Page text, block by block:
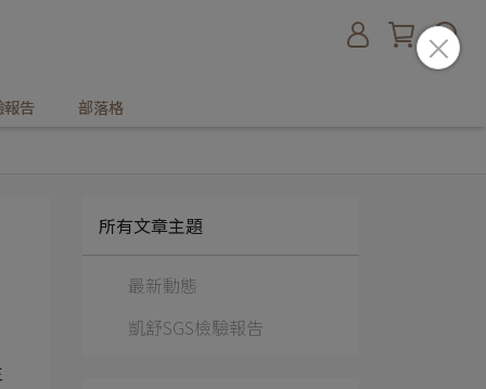
報告 部落格
所有文章主題
最新動態
凱舒SGS檢驗報告